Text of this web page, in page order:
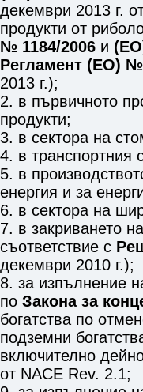
декември 2013 г.
продукти от
№ 1184/2006 и
Регламент (ЕО) №
2013 г.);
2. в първичното
продукти;
3. в сектора на
4. в транспортния
5. в
енергия и за
6. в сектора на
7. в закриването
съответствие с
декември 2010 г.);
8. за изпълнение
по Закона за
богатства по
подземни
включително
от NACE Rev. 2.1;